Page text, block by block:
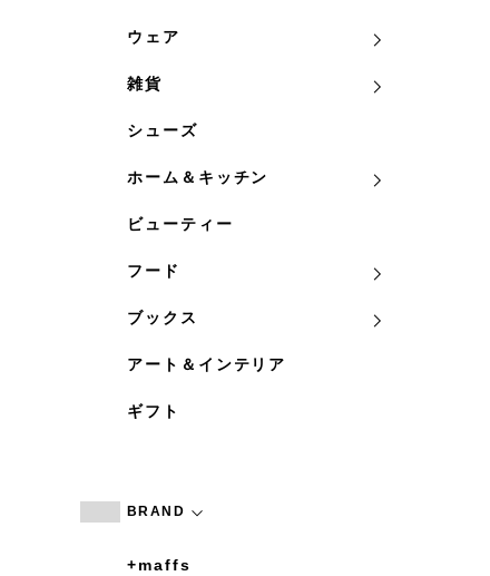
ウェア
雑貨
シューズ
ホーム＆キッチン
ビューティー
フード
ブックス
アート＆インテリア
ギフト
BRAND
+maffs